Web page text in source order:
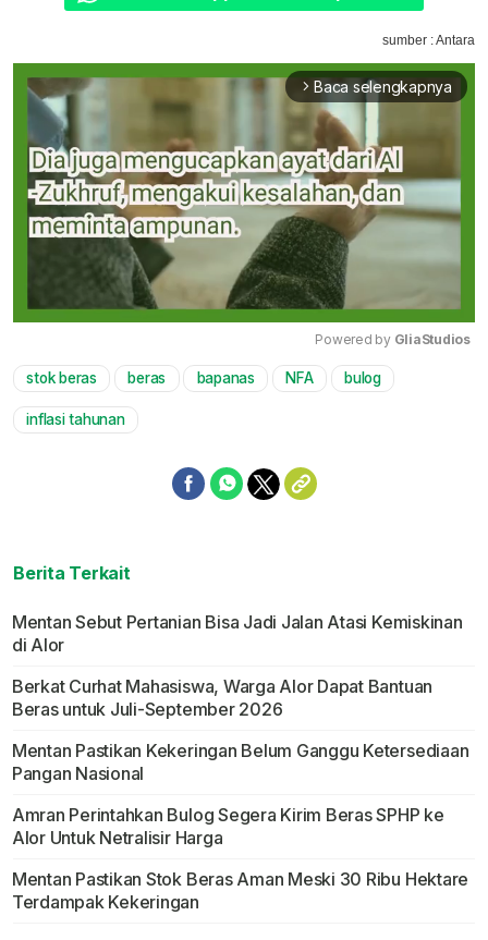
sumber : Antara
arrow_forward_ios Baca selengkapnya
Powered by GliaStudios
stok beras beras bapanas NFA bulog
inflasi tahunan
Berita Terkait
Mentan Sebut Pertanian Bisa Jadi Jalan Atasi Kemiskinan
di Alor
Berkat Curhat Mahasiswa, Warga Alor Dapat Bantuan
Beras untuk Juli-September 2026
Mentan Pastikan Kekeringan Belum Ganggu Ketersediaan
Pangan Nasional
Amran Perintahkan Bulog Segera Kirim Beras SPHP ke
Alor Untuk Netralisir Harga
Mentan Pastikan Stok Beras Aman Meski 30 Ribu Hektare
Terdampak Kekeringan